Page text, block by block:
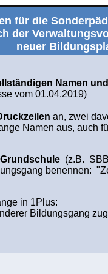
für die
der
neuer
Namen
vom 01.04.2019)
an, zwei
Namen aus, auch
(z.B.
benennen:
in 1Plus:
Bildungsgang